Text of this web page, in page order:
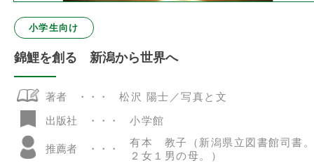
小学生向け
錦鯉を創る 新潟から世界へ
著者
松沢 陽士／写真と文
出版社
小学館
推薦者
有本 教子（新潟県立図書館司書。
２女１男の母。）